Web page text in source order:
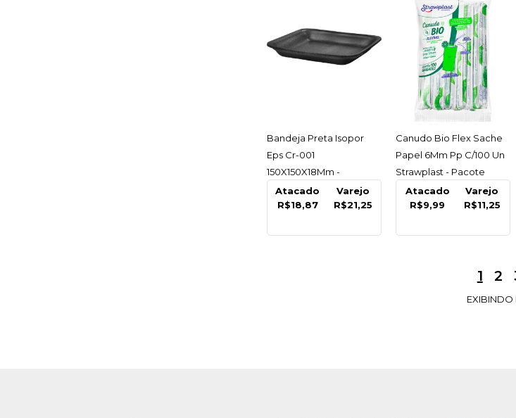
ACESSAR
Bandeja Preta Isopor
Eps Cr-001
150X150X18Mm -
Copobras Term
Atacado
R$18,87
Varejo
R$21,25
ACESSAR
Canudo Bio Flex Sache
Papel 6Mm Pp C/100 Un
Strawplast - Pacote
C/100 Un
Atacado
R$9,99
Varejo
R$11,25
1 2
EXIBINDO